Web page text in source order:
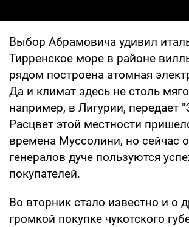
Выбор Абрамовича удивил
Тирренское море в районе
рядом построена атомная
Да и климат здесь не столь
например, в Лигурии, передает
Расцвет этой местности
времена Муссолини, но сейчас
генералов дуче пользуются
покупателей.
Во вторник стало известно и о
громкой покупке чукотского